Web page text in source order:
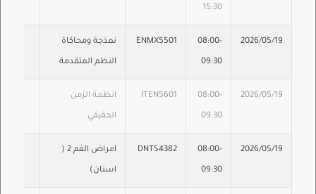
15:30
2026/05/19
08:00-
09:30
ENMX5501 نمذجة ومحاكاة
النظم المتقدمة
2026/05/19
08:00-
09:30
ITEN5601 انظمة الزمن
الحقيقي
2026/05/19
08:00-
09:30
DNTS4382 امراض الفم 2 (
اسنان)